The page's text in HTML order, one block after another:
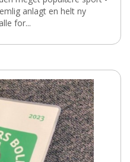
anlagt en helt ny
for...